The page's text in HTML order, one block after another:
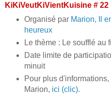
KiKiVeutKiVientKuisine # 22
Organisé par Marion, Il
heureux
Le thème : Le soufflé au
Date limite de
minuit
Pour plus
Marion, ici (clic).